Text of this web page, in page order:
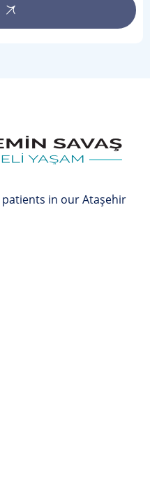
in our Ataşehir